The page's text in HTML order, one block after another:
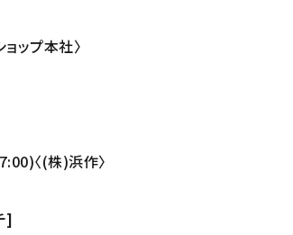
ップ本社〉
〈(株)浜作〉
]